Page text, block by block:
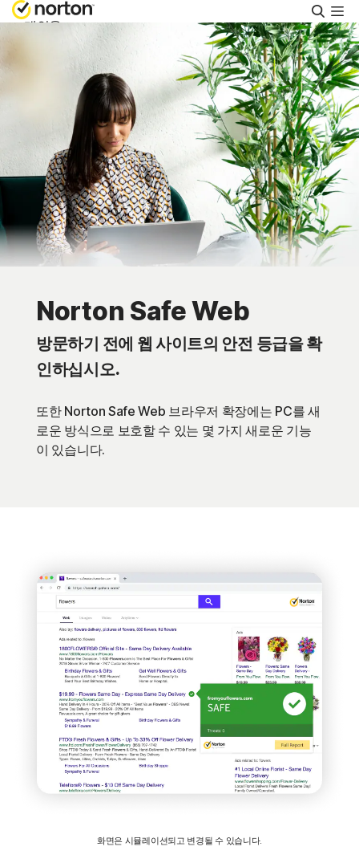
검
색
개인용
Small Business
무료로 체험해 보기
한국
Norton Safe Web
방문하기 전에 웹 사이트의 안전 등급을 확
인하십시오.
또한 Norton Safe Web 브라우저 확장에는 PC를 새
로운 방식으로 보호할 수 있는 몇 가지 새로운 기능
이 있습니다.
화면은 시뮬레이션되고 변경될 수 있습니다.